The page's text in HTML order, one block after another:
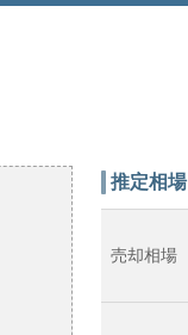
推定相場
売却相場